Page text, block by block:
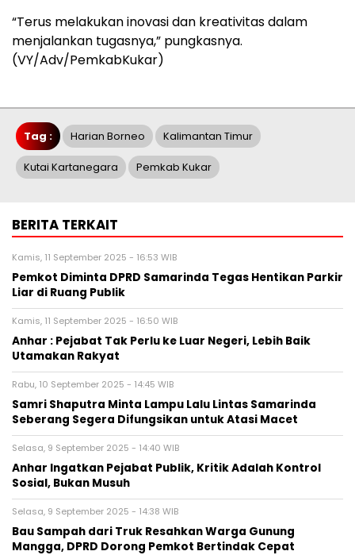
“Terus melakukan inovasi dan kreativitas dalam
menjalankan tugasnya,” pungkasnya.
(VY/Adv/PemkabKukar)
Tag : Harian Borneo Kalimantan Timur
Kutai Kartanegara Pemkab Kukar
BERITA TERKAIT
Kamis, 11 September 2025 - 16:53 WIB
Pemkot Diminta DPRD Samarinda Tegas Hentikan Parkir
Liar di Ruang Publik
Kamis, 11 September 2025 - 16:50 WIB
Anhar : Pejabat Tak Perlu ke Luar Negeri, Lebih Baik
Utamakan Rakyat
Rabu, 10 September 2025 - 14:45 WIB
Samri Shaputra Minta Lampu Lalu Lintas Samarinda
Seberang Segera Difungsikan untuk Atasi Macet
Selasa, 9 September 2025 - 14:40 WIB
Anhar Ingatkan Pejabat Publik, Kritik Adalah Kontrol
Sosial, Bukan Musuh
Selasa, 9 September 2025 - 14:38 WIB
Bau Sampah dari Truk Resahkan Warga Gunung
Mangga, DPRD Dorong Pemkot Bertindak Cepat